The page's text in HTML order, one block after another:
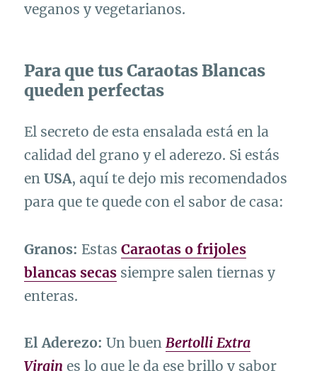
veganos y vegetarianos.
Para que tus Caraotas Blancas
queden perfectas
El secreto de esta ensalada está en la
calidad del grano y el aderezo. Si estás
enUSA, aquí te dejo mis recomendados
para que te quede con el sabor de casa:
Granos: EstasCaraotas o frijoles
blancas secas siempre salen tiernas y
enteras.
El Aderezo: Un buenBertolli Extra
Virgin es lo que le da ese brillo y sabor